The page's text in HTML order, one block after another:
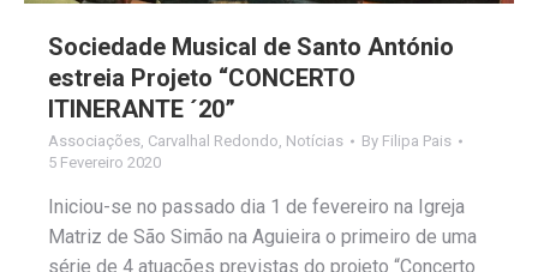
Sociedade Musical de Santo António
estreia Projeto “CONCERTO
ITINERANTE ´20”
Associações Carvalhal Redondo Notícias By Filipa Pais
5 Fevereiro 2020
Iniciou-se no passado dia 1 de fevereiro na Igreja
Matriz de São Simão na Aguieira o primeiro de uma
série de 4 atuações previstas do projeto “Concerto